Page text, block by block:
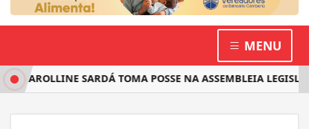
MENU
SARDÁ TOMA POSSE NA ASSEMBLEIA